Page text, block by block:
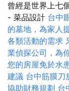
曾經是世界上七
- 菜品設計 台中
的墓地，為家人
各類活動的需求
業偵探公司，為
您的房屋免於水
建議 台中筋膜刀
協助財務規劃 台